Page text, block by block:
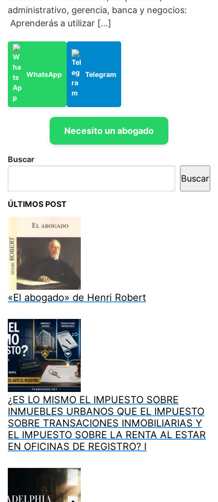
administrativo, gerencia, banca y negocios:
Aprenderás a utilizar […]
WhatsApp Telegram
Necesito un abogado
Buscar
Buscar
ÚLTIMOS POST
«El abogado» de Henri Robert
¿ES LO MISMO EL IMPUESTO SOBRE
INMUEBLES URBANOS QUE EL IMPUESTO
SOBRE TRANSACIONES INMOBILIARIAS Y
EL IMPUESTO SOBRE LA RENTA AL ESTAR
EN OFICINAS DE REGISTRO? I